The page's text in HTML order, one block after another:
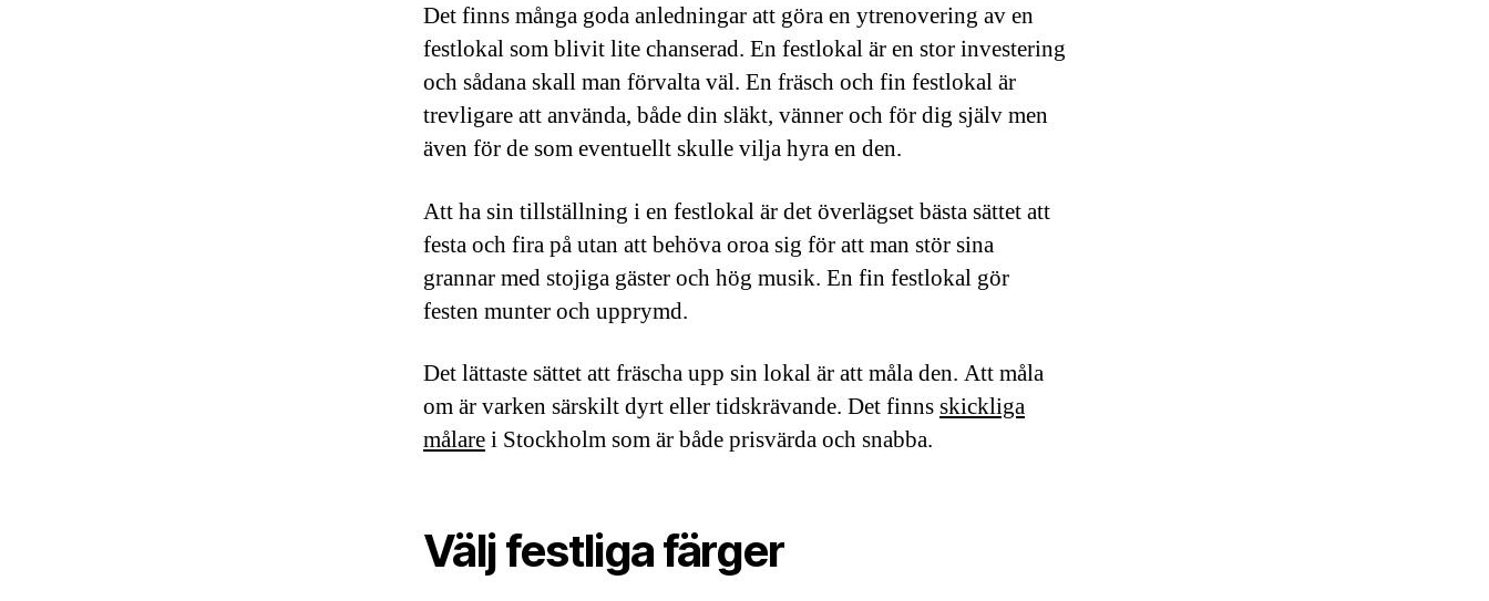
Det finns många goda anledningar att göra en ytrenovering av en
festlokal som blivit lite chanserad. En festlokal är en stor investering
och sådana skall man förvalta väl. En fräsch och fin festlokal är
trevligare att använda, både din släkt, vänner och för dig själv men
även för de som eventuellt skulle vilja hyra en den.
Att ha sin tillställning i en festlokal är det överlägset bästa sättet att
festa och fira på utan att behöva oroa sig för att man stör sina
grannar med stojiga gäster och hög musik. En fin festlokal gör
festen munter och upprymd.
Det lättaste sättet att fräscha upp sin lokal är att måla den. Att måla
om är varken särskilt dyrt eller tidskrävande. Det finnsskickliga
målarei Stockholm som är både prisvärda och snabba.
Välj festliga färger